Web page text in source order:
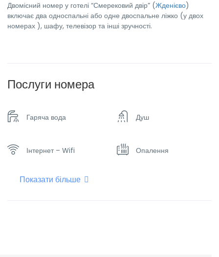
Двомісний номер у готелі “Смерековий двір” (Жденієво)
включає два односпальні або одне двоспальне ліжко (у двох
номерах ), шафу, телевізор та інші зручності.
Послуги номера
Гаряча вода Душ
Інтернет – Wifi Опалення
Плоский телевізор
Показати більше